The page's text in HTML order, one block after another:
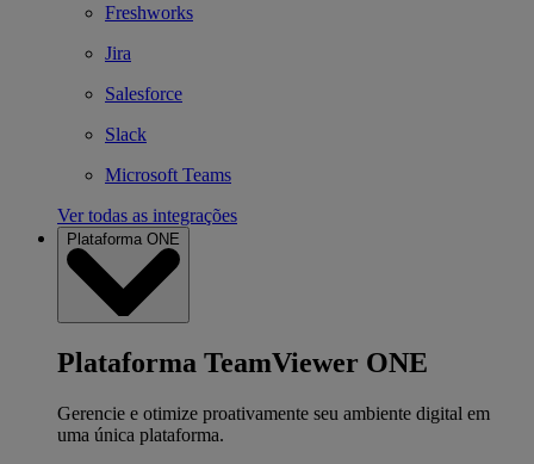
Freshworks
Jira
Salesforce
Slack
Microsoft Teams
Ver todas as integrações
Plataforma ONE
Plataforma TeamViewer ONE
Gerencie e otimize proativamente seu ambiente digital em
uma única plataforma.